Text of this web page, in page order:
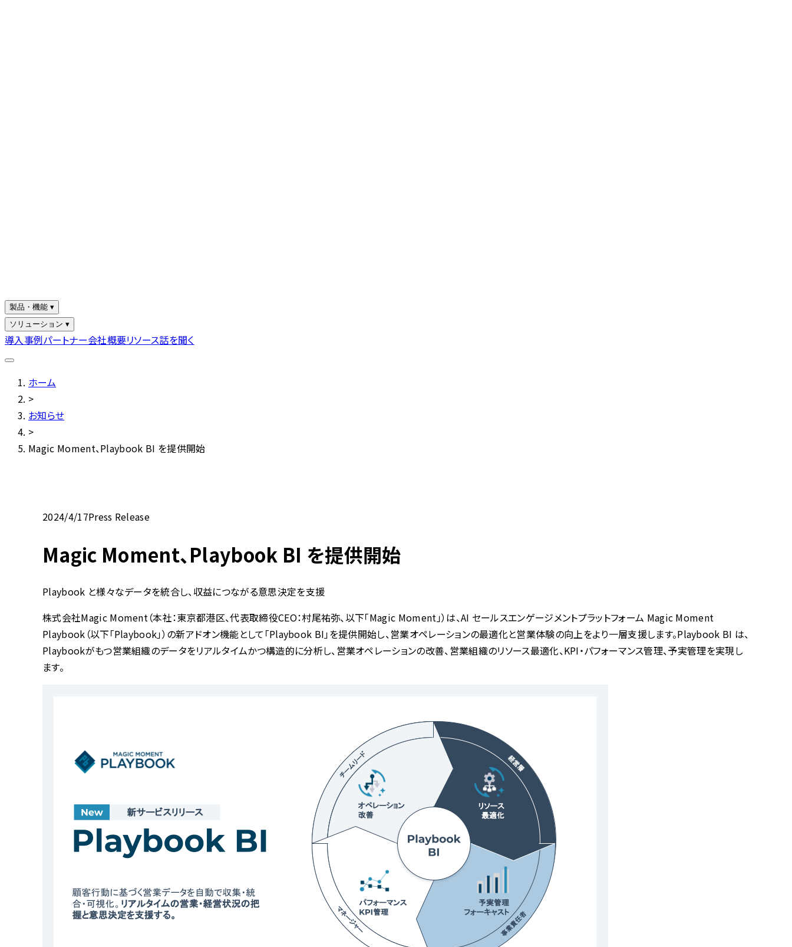
製品・機能 ▾
ソリューション ▾
導入事例パートナー会社概要リソース話を聞く
ホーム
>
お知らせ
>
Magic Moment、Playbook BI を提供開始
2024/4/17Press Release
Magic Moment、Playbook BI を提供開始
Playbook と様々なデータを統合し、収益につながる意思決定を支援
株式会社Magic Moment（本社：東京都港区、代表取締役CEO：村尾祐弥、以下「Magic Moment」）は、AI セールスエンゲージメントプラットフォーム Magic Moment
Playbook（以下「Playbook」）の新アドオン機能として「Playbook BI」を提供開始し、営業オペレーションの最適化と営業体験の向上をより一層支援します。Playbook BI は、
Playbookがもつ営業組織のデータをリアルタイムかつ構造的に分析し、営業オペレーションの改善、営業組織のリソース最適化、KPI・パフォーマンス管理、予実管理を実現し
ます。